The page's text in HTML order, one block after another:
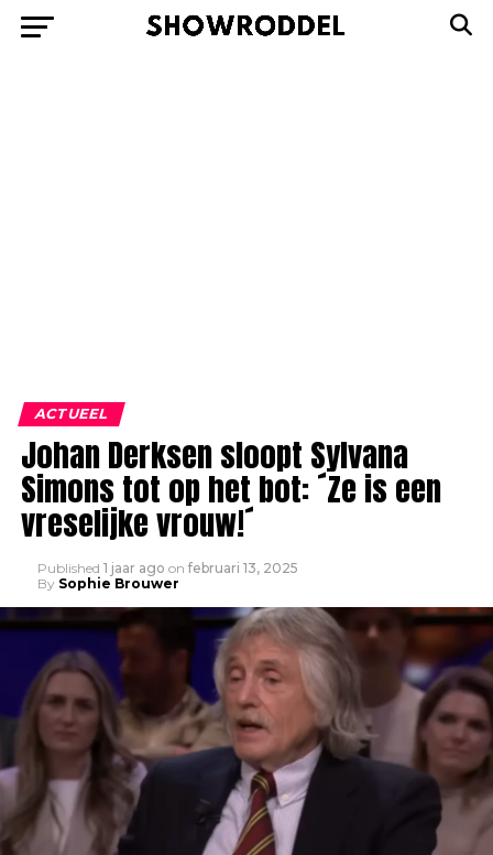
ACTUEEL
Johan Derksen sloopt Sylvana
Simons tot op het bot: ´Ze is een
vreselijke vrouw!´
Published 1 jaar ago on februari 13, 2025
By Sophie Brouwer